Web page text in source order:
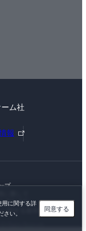
用に関する詳
さい。
同意する
ム社
報
外
部
ン
プ
基本方針
対する基本方針